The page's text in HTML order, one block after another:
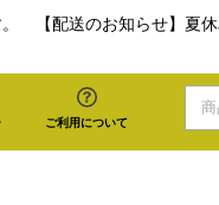
【配送のお知らせ】
ご利用について